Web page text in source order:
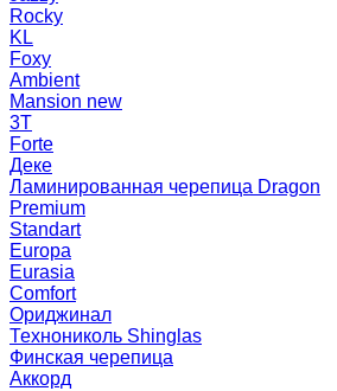
Rocky
KL
Foxy
Ambient
Mansion new
3Т
Forte
Деке
Ламинированная черепица Dragon
Premium
Standart
Europa
Eurasia
Comfort
Ориджинал
Технониколь Shinglas
Финская черепица
Аккорд